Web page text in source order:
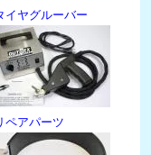
ヤグルーバー
ペアパーツ